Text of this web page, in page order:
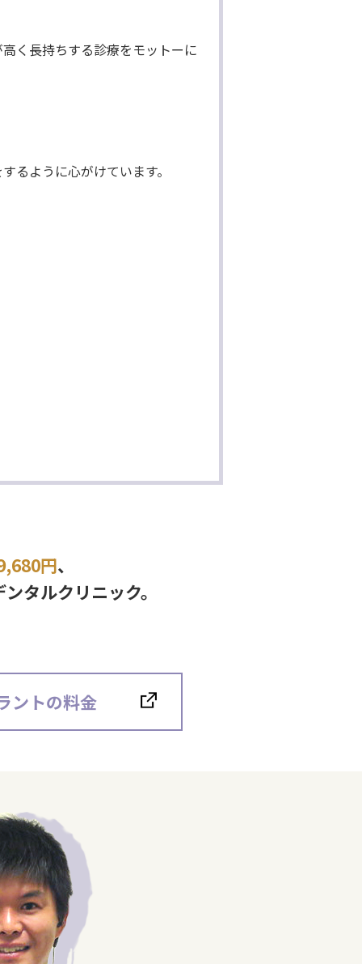
く長持ちする診療をモットーに
るように心がけています。
円、
タルクリニック。
ントの料金